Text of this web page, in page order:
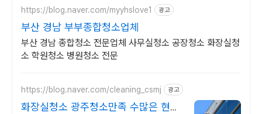
https://blog.naver.com/myyhslove1 광고
부산 경남 부부종합청소업체
부산 경남 종합청소 전문업체 사무실청소 공장청소 화장실청
소 학원청소 병원청소 전문
https://blog.naver.com/cleaning_csmj 광고
화장실청소 광주청소만족 수많은 현장